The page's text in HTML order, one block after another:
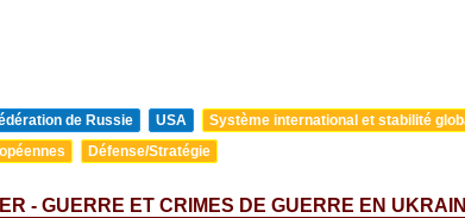
de Russie USA
Système international et stabilité
Défense/Stratégie
- GUERRE ET CRIMES DE GUERRE EN